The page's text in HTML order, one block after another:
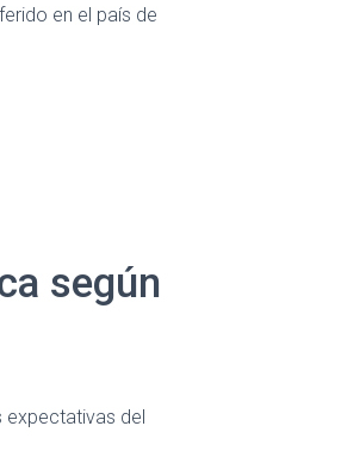
en el país de
según
expectativas del